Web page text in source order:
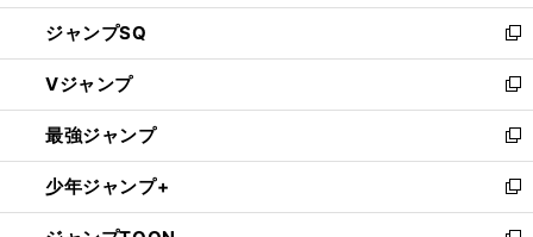
し
い
ウ
ィ
ン
ド
ウ
で
開
ジャンプSQ
新
し
い
ウ
ィ
ン
ド
ウ
Vジャンプ
新
し
い
ウ
ィ
ン
最強ジャンプ
新
し
い
ウ
少年ジャンプ+
新
し